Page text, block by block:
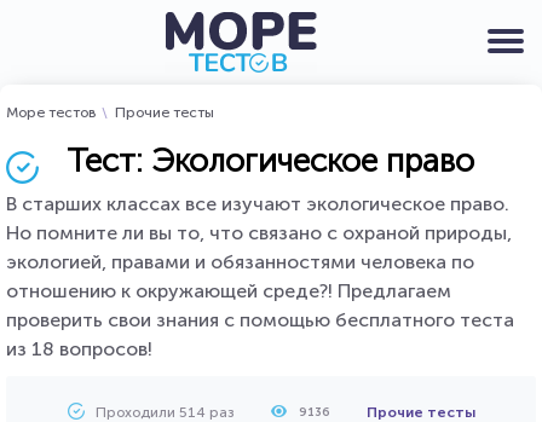
Море тестов Прочие тесты
Тест: Экологическое право
В старших классах все изучают экологическое право.
Но помните ли вы то, что связано с охраной природы,
экологией, правами и обязанностями человека по
отношению к окружающей среде?! Предлагаем
проверить свои знания с помощью бесплатного теста
из 18 вопросов!
Проходили 514 раз 9136 Прочие тесты